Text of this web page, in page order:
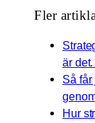
Fler
är
Så
Hur